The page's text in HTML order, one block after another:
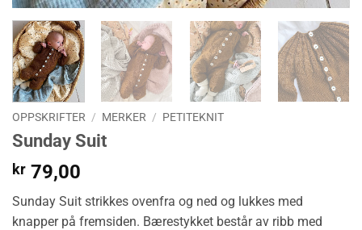
OPPSKRIFTER / MERKER / PETITEKNIT
Sunday Suit
kr 79,00
Sunday Suit strikkes ovenfra og ned og lukkes med
knapper på fremsiden. Bærestykket består av ribb med